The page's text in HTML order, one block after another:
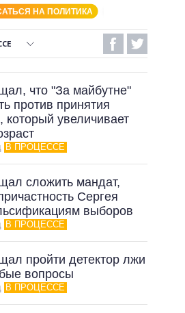
ОФИС
ВИДЕО
НА ПОЛИТИКА
ОБЕЩАНИЯ
В ПРОЦЕССЕ
ОБЕЩАНИЯ
ОБЕЩАНИЯ
что "За майбутне"
против принятия
который увеличивает
В ПРОЦЕССЕ
сложить мандат,
Сергея
выборов
В ПРОЦЕССЕ
пройти детектор лжи
вопросы
В ПРОЦЕССЕ